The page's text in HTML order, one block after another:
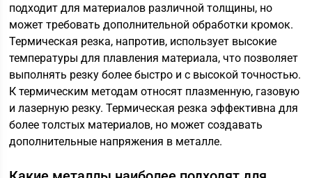
подходит для материалов различной толщины, но
может требовать дополнительной обработки кромок.
Термическая резка, напротив, использует высокие
температуры для плавления материала, что позволяет
выполнять резку более быстро и с высокой точностью.
К термическим методам относят плазменную, газовую
и лазерную резку. Термическая резка эффективна для
более толстых материалов, но может создавать
дополнительные напряжения в металле.